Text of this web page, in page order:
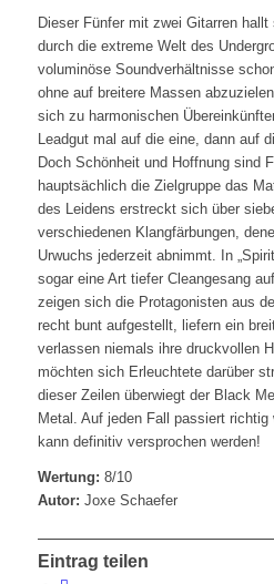
Dieser Fünfer mit zwei Gitarren
durch die extreme Welt des
voluminöse Soundverhältnisse
ohne auf breitere Massen
sich zu harmonischen
Leadgut mal auf die eine, dann auf
Doch Schönheit und Hoffnung sind
hauptsächlich die Zielgruppe das
des Leidens erstreckt sich über
verschiedenen Klangfärbungen,
Urwuchs jederzeit abnimmt. In
sogar eine Art tiefer Cleangesang
zeigen sich die Protagonisten aus
recht bunt aufgestellt, liefern ein
verlassen niemals ihre druckvollen
möchten sich Erleuchtete darüber
dieser Zeilen überwiegt der Black
Metal. Auf jeden Fall passiert
kann definitiv versprochen werden!
Wertung: 8/10
Autor: Joxe Schaefer
Eintrag teilen